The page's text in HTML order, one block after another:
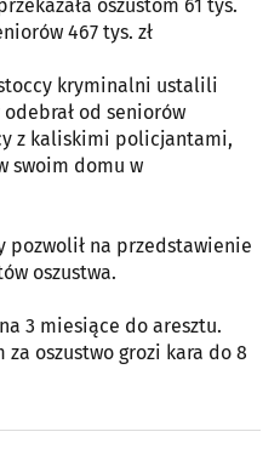
oszustom 61 tys.
467 tys. zł
kryminalni ustalili
od seniorów
z kaliskimi policjantami,
swoim domu w
pozwolił na przedstawienie
oszustwa.
3 miesiące do aresztu.
oszustwo grozi kara do 8